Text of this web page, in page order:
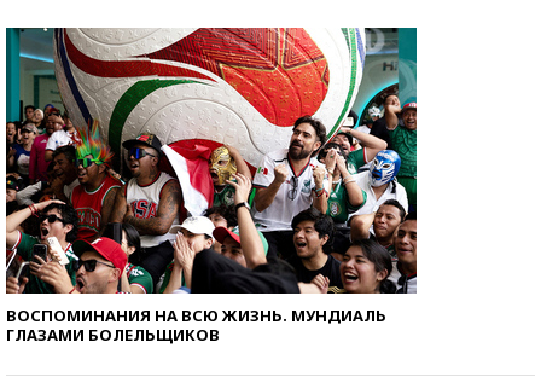
ВОСПОМИНАНИЯ НА ВСЮ ЖИЗНЬ. МУНДИАЛЬ
ГЛАЗАМИ БОЛЕЛЬЩИКОВ